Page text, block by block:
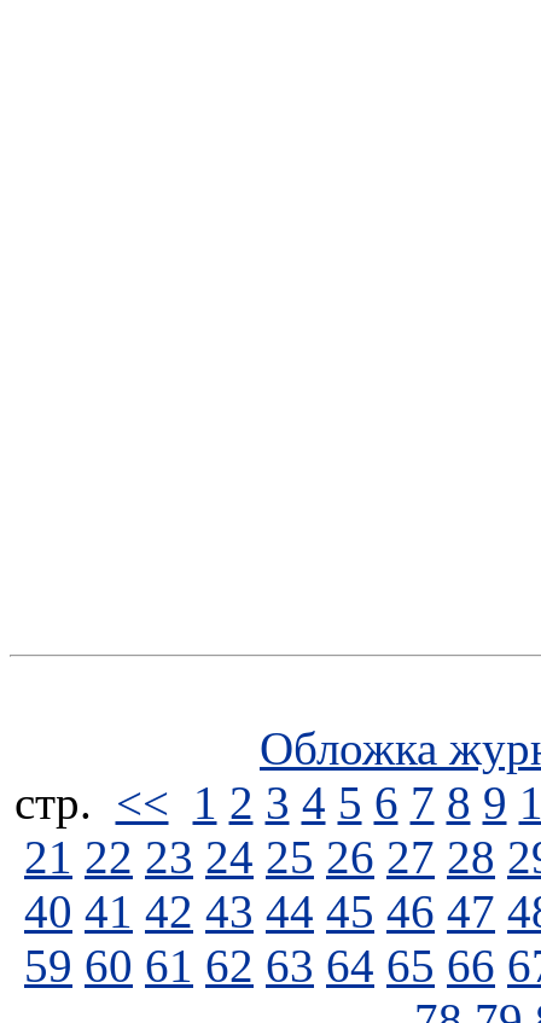
Обложка
стp. << 1 2 3 4 5 6 7 8 9
21 22 23 24 25 26 27 28
40 41 42 43 44 45 46 47
59 60 61 62 63 64 65 66